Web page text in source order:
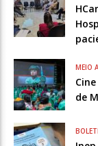
MEIO
de